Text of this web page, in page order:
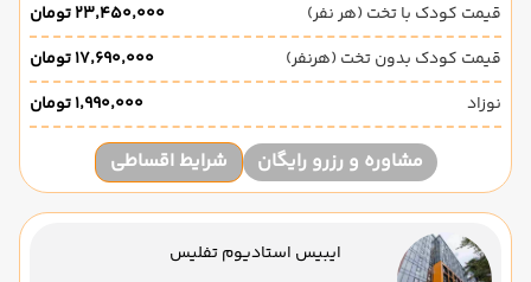
قیمت کودک با تخت (هر نفر)
۲۳٬۴۵۰٬۰۰۰ تومان
قیمت کودک بدون تخت (هرنفر)
۱۷٬۶۹۰٬۰۰۰ تومان
نوزاد
۱٬۹۹۰٬۰۰۰ تومان
مشاوره و رزرو رایگان شرایط اقساطی
ایبیس استادیوم تفلیس